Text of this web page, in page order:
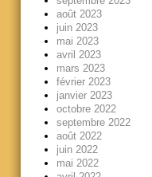
août 2023
juin 2023
mai 2023
avril 2023
mars 2023
février 2023
janvier 2023
octobre 2022
septembre 2022
août 2022
juin 2022
mai 2022